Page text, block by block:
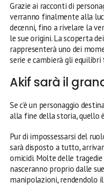
Grazie ai racconti di
verranno finalmente alla
decenni, fino a rivelare la
le sue origini. La scoperta
rappresenterà uno dei
serie e cambierà gli
Akif sarà il
Se c’è un personaggio
alla fine della storia, quello è
Pur di impossessarsi del
sarà disposto a tutto,
omicidi. Molte delle
nasceranno proprio dalle
manipolazioni, rendendolo